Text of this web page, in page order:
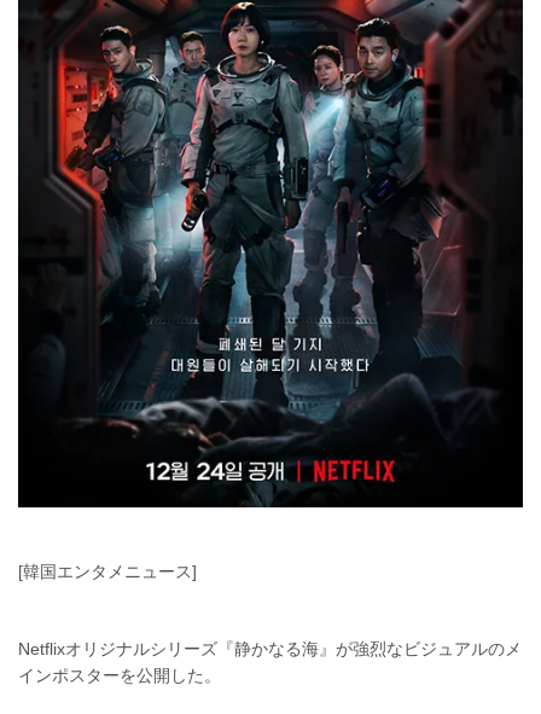
[韓国エンタメニュース]
Netflixオリジナルシリーズ『静かなる海』が強烈なビジュアルのメ
インポスターを公開した。